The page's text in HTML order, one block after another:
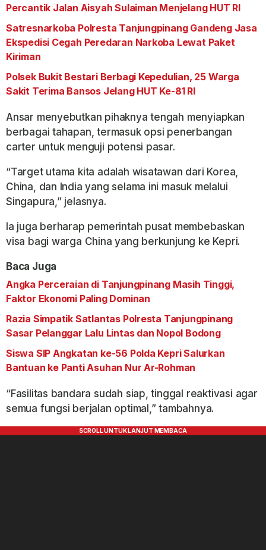
Percantik Jalan Aisyah Sulaiman Menjelang HUT RI
Satresnarkoba Polresta Tanjungpinang Gandeng Jasa
Ekspedisi Cegah Peredaran Narkoba Lewat Paket
Kiriman
Polsek Bukit Bestari Berbagi Kepedulian, 25 Warga
Sakit Terima Bansos Jelang HUT Ke-81 RI
Ansar menyebutkan pihaknya tengah menyiapkan
berbagai tahapan, termasuk opsi penerbangan
carter untuk menguji potensi pasar.
“Target utama kita adalah wisatawan dari Korea,
China, dan India yang selama ini masuk melalui
Singapura,” jelasnya.
Ia juga berharap pemerintah pusat membebaskan
visa bagi warga China yang berkunjung ke Kepri.
Baca Juga
Angka Perceraian di Tanjungpinang Masih Tinggi,
Faktor Ekonomi Paling Dominan
Razia Simpatik Satlantas Polresta Tanjungpinang
Sasar Pelanggar Lalu Lintas dan Nopol Bodong
Siswa SIP Angkatan ke-56 Polda Kepri Salurkan
Bantuan ke Panti Asuhan Nur Ar-Rohman
“Fasilitas bandara sudah siap, tinggal reaktivasi agar
semua fungsi berjalan optimal,” tambahnya.